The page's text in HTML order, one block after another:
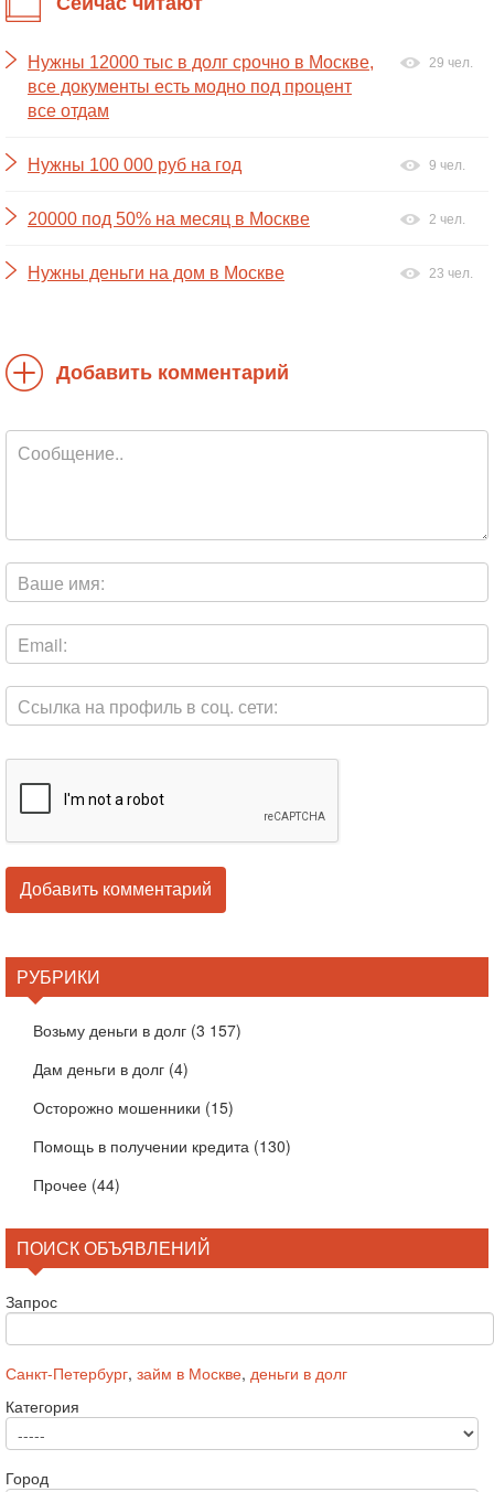
Нужны 12000 тыс в долг срочно в Москве,
все документы есть модно под процент
все отдам
29 чел.
Нужны 100 000 руб на год 9 чел.
20000 под 50% на месяц в Москве 2 чел.
Нужны деньги на дом в Москве 23 чел.
Добавить комментарий
РУБРИКИ
Возьму деньги в долг (3 157)
Дам деньги в долг (4)
Осторожно мошенники (15)
Помощь в получении кредита (130)
Прочее (44)
ПОИСК ОБЪЯВЛЕНИЙ
Запрос
Санкт-Петербург, займ в Москве, деньги в долг
Категория
Город